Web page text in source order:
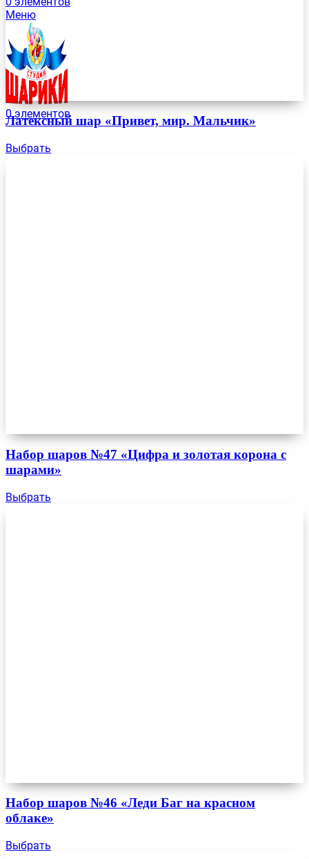
Меню
0элементов
Латексный шар «Привет, мир. Мальчик»
Выбрать
Набор шаров №47 «Цифра и золотая корона с
шарами»
Выбрать
Набор шаров №46 «Леди Баг на красном
облаке»
Выбрать